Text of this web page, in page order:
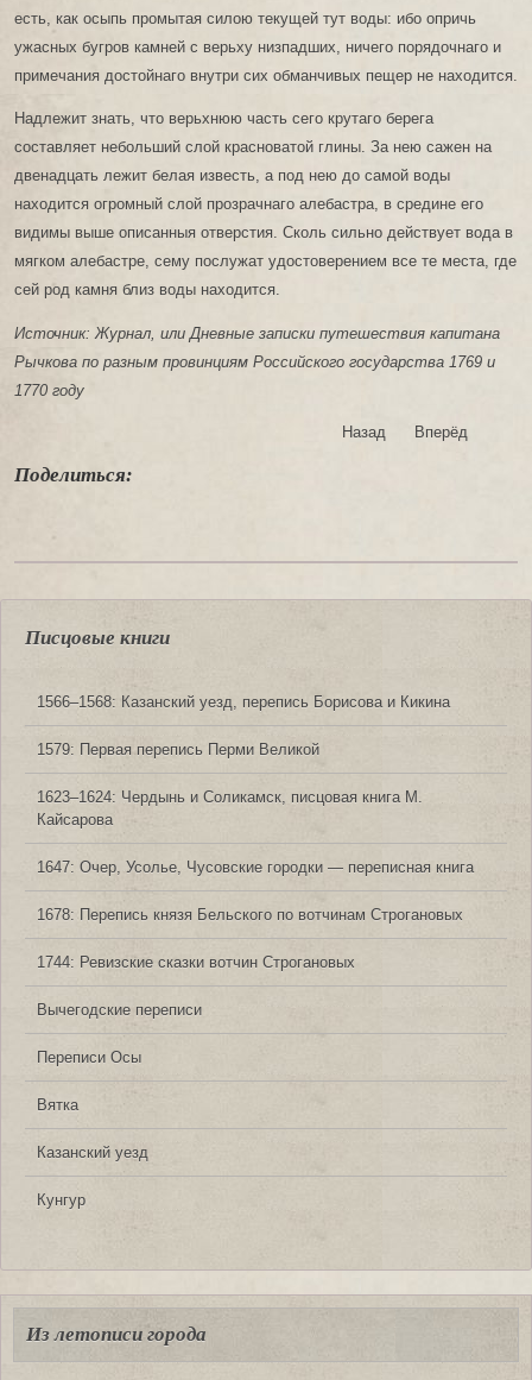
есть, как осыпь промытая силою текущей тут воды: ибо опричь
ужасных бугров камней с верьху низпадших, ничего порядочнаго и
примечания достойнаго внутри сих обманчивых пещер не находится.
Надлежит знать, что верьхнюю часть сего крутаго берега
составляет небольший слой красноватой глины. За нею сажен на
двенадцать лежит белая известь, а под нею до самой воды
находится огромный слой прозрачнаго алебастра, в средине его
видимы выше описанныя отверстия. Сколь сильно действует вода в
мягком алебастре, сему послужат удостоверением все те места, где
сей род камня близ воды находится.
Источник: Журнал, или Дневные записки путешествия капитана
Рычкова по разным провинциям Российского государства 1769 и
1770 году
Назад Вперёд
Поделиться:
Писцовые книги
1566‒1568: Казанский уезд, перепись Борисова и Кикина
1579: Первая перепись Перми Великой
1623‒1624: Чердынь и Соликамск, писцовая книга М.
Кайсарова
1647: Очер, Усолье, Чусовские городки — переписная книга
1678: Перепись князя Бельского по вотчинам Строгановых
1744: Ревизские сказки вотчин Строгановых
Вычегодские переписи
Переписи Осы
Вятка
Казанский уезд
Кунгур
Из летописи города